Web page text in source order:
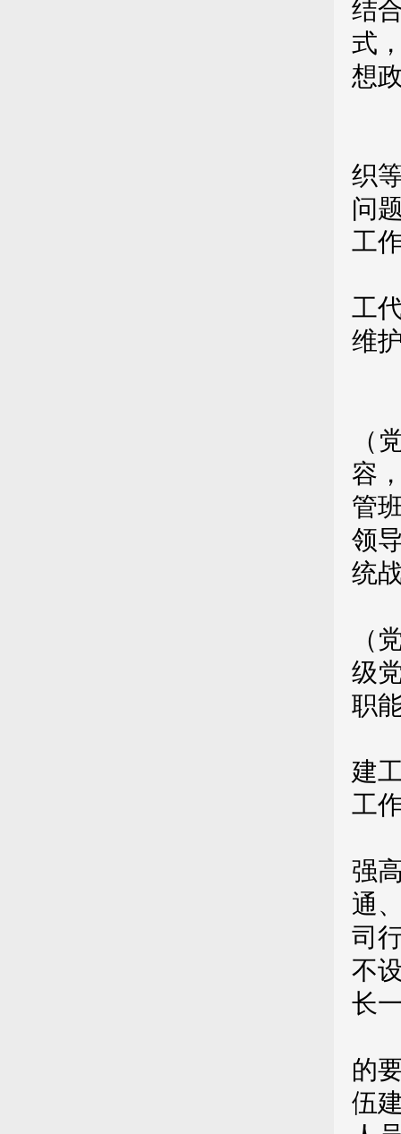
结
式
想
织
问
工
工
维
（
容
管
领
统
（
级
职
建
工
强
通
司
不
长
的
伍